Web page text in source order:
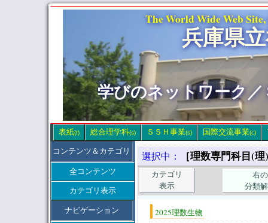
The World Wide Web
兵庫県
学びのネットワーク
表紙(t) 総合理学科(s) ＳＳＨ事業(s) 国際交流事業(c)
コンテンツ＆カテゴリ
全コンテンツ
カテゴリ表示
ナビゲーション
選択中： ［理数専門科目(
カテゴリ
表示
右の
分類
2025理数生物